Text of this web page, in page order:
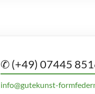
✆ (+49) 07445
info@gutekunst-